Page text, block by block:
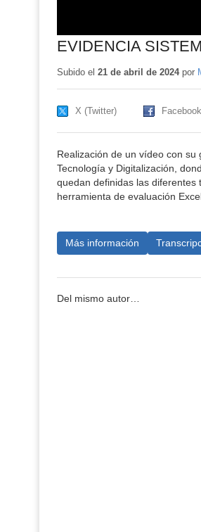
EVIDENCIA
Subido el 21 de abril de 2024por
X (Twitter) Facebook
Realización de un vídeo con su
Tecnología y Digitalización,
quedan definidas las diferentes
herramienta de evaluación
Más información
Del mismo autor…